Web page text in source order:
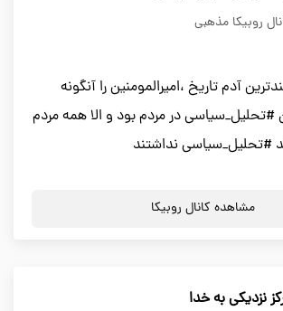
روبیکا مذهبی
آدم تاریخ ،امیرالمومنین را آنگونه
#تحلیل_سیاسی در مردم بود و الا همه مردم
#تحلیل_سیاسی نداشتند
مشاهده کانال روبیکا
نزدیکی به خدا